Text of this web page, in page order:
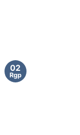
02
Rgp